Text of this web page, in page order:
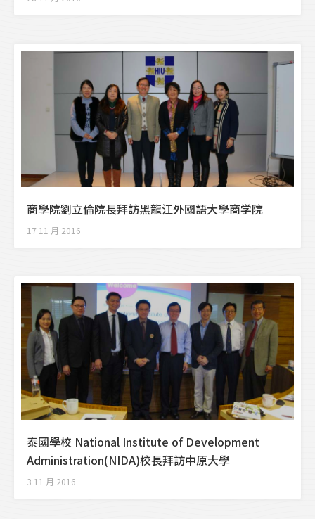
商學院劉立倫院長拜訪黑龍江外國語大學商学院
17 11 月 2016
泰國學校 National Institute of Development
Administration(NIDA)校長拜訪中原大學
3 11 月 2016